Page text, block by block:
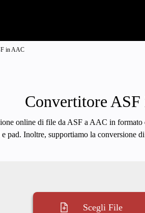
in AAC
Convertitore
online di file da ASF a AAC in
pad. Inoltre, supportiamo la
Scegli File